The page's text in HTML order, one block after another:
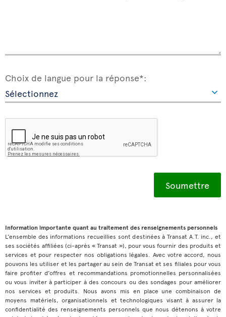
Choix de langue pour la réponse*:
Information importante quant au traitement des renseignements personnels
L’ensemble des informations recueillies sont destinées à Transat A.T. inc., et
ses sociétés affiliées (ci-après « Transat »), pour vous fournir des produits et
services et pour respecter nos obligations légales. Avec votre accord, nous
pouvons les utiliser et les partager au sein de Transat et ses filiales pour vous
faire profiter d’offres et recommandations promotionnelles personnalisées
ou vous inviter à participer à des concours ou des sondages pour améliorer
nos services et produits. Nous avons mis en place une combinaison de
moyens matériels, organisationnels et technologiques visant à assurer la
confidentialité des renseignements personnels que nous détenons à votre